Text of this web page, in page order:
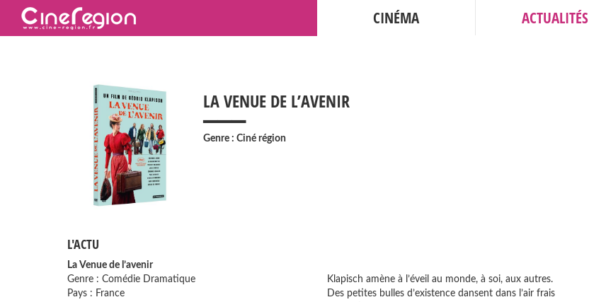
CINÉMA ACTUALITÉS
LA VENUE DE L’AVENIR
___
Genre : Ciné région
L'ACTU
La Venue de l’avenir
Genre : Comédie Dramatique
Pays : France
Klapisch amène à l’éveil au monde, à soi, aux autres.
Des petites bulles d’existence dansent dans l’air frais